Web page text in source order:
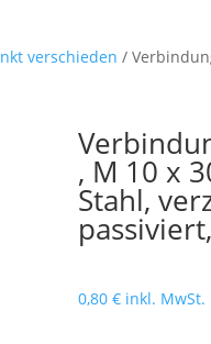
verschieden /
, M 10 x
Stahl,
0,80 € inkl. MwSt.